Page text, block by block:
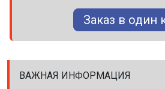
Заказ в один
ВАЖНАЯ ИНФОРМАЦИЯ